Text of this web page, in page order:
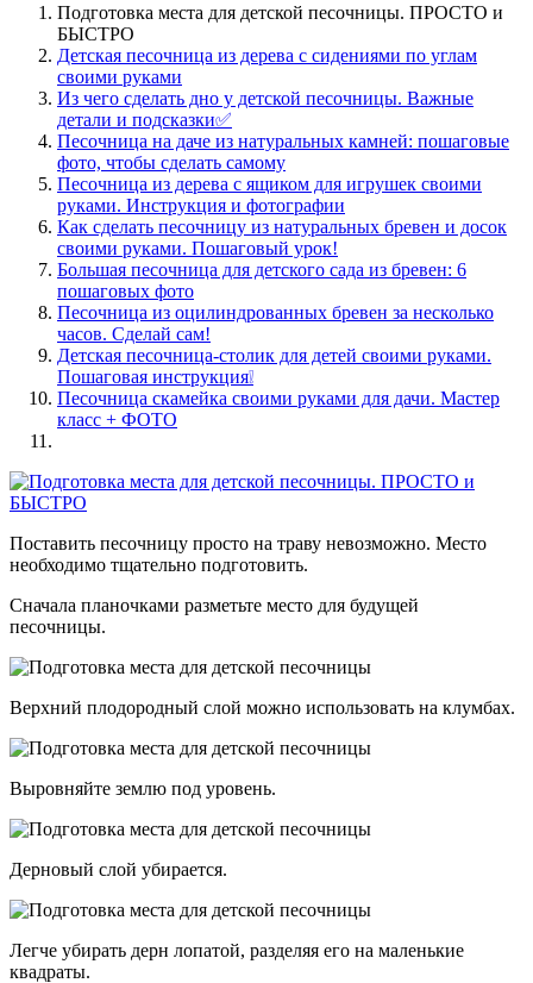
Подготовка места для детской песочницы. ПРОСТО и
БЫСТРО
Детская песочница из дерева с сидениями по углам
своими руками
Из чего сделать дно у детской песочницы. Важные
детали и подсказки✅
Песочница на даче из натуральных камней: пошаговые
фото, чтобы сделать самому
Песочница из дерева с ящиком для игрушек своими
руками. Инструкция и фотографии
Как сделать песочницу из натуральных бревен и досок
своими руками. Пошаговый урок!
Большая песочница для детского сада из бревен: 6
пошаговых фото
Песочница из оцилиндрованных бревен за несколько
часов. Сделай сам!
Детская песочница-столик для детей своими руками.
Пошаговая инструкция❕
Песочница скамейка своими руками для дачи. Мастер
класс + ФОТО
Поставить песочницу просто на траву невозможно. Место
необходимо тщательно подготовить.
Сначала планочками разметьте место для будущей
песочницы.
Верхний плодородный слой можно использовать на клумбах.
Выровняйте землю под уровень.
Дерновый слой убирается.
Легче убирать дерн лопатой, разделяя его на маленькие
квадраты.